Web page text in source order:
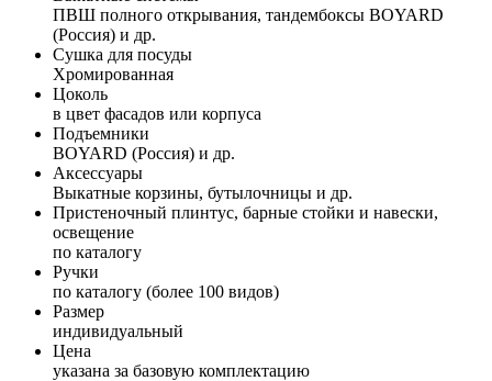
ПВШ полного открывания, тандембоксы BOYARD
(Россия) и др.
Сушка для посуды
Хромированная
Цоколь
в цвет фасадов или корпуса
Подъемники
BOYARD (Россия) и др.
Аксессуары
Выкатные корзины, бутылочницы и др.
Пристеночный плинтус, барные стойки и навески,
освещение
по каталогу
Ручки
по каталогу (более 100 видов)
Размер
индивидуальный
Цена
указана за базовую комплектацию